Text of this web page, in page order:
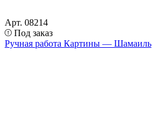
Арт. 08214
Под заказ
Ручная работа Картины — Шамаиль